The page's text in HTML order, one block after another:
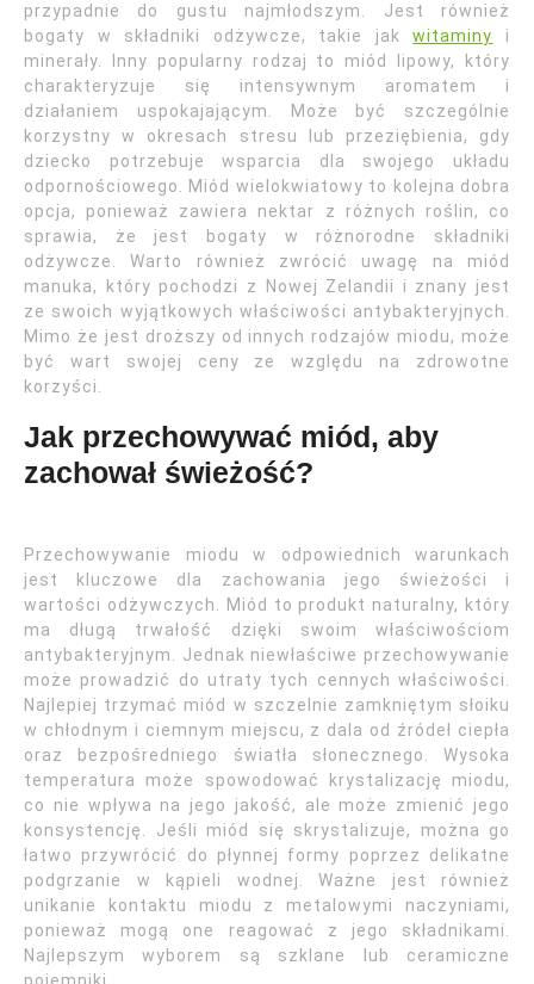
przypadnie do gustu najmłodszym. Jest również
bogaty w składniki odżywcze, takie jakwitaminy i
minerały. Inny popularny rodzaj to miód lipowy, który
charakteryzuje się intensywnym aromatem i
działaniem uspokajającym. Może być szczególnie
korzystny w okresach stresu lub przeziębienia, gdy
dziecko potrzebuje wsparcia dla swojego układu
odpornościowego. Miód wielokwiatowy to kolejna dobra
opcja, ponieważ zawiera nektar z różnych roślin, co
sprawia, że jest bogaty w różnorodne składniki
odżywcze. Warto również zwrócić uwagę na miód
manuka, który pochodzi z Nowej Zelandii i znany jest
ze swoich wyjątkowych właściwości antybakteryjnych.
Mimo że jest droższy od innych rodzajów miodu, może
być wart swojej ceny ze względu na zdrowotne
korzyści.
Jak przechowywać miód, aby
zachował świeżość?
Przechowywanie miodu w odpowiednich warunkach
jest kluczowe dla zachowania jego świeżości i
wartości odżywczych. Miód to produkt naturalny, który
ma długą trwałość dzięki swoim właściwościom
antybakteryjnym. Jednak niewłaściwe przechowywanie
może prowadzić do utraty tych cennych właściwości.
Najlepiej trzymać miód w szczelnie zamkniętym słoiku
w chłodnym i ciemnym miejscu, z dala od źródeł ciepła
oraz bezpośredniego światła słonecznego. Wysoka
temperatura może spowodować krystalizację miodu,
co nie wpływa na jego jakość, ale może zmienić jego
konsystencję. Jeśli miód się skrystalizuje, można go
łatwo przywrócić do płynnej formy poprzez delikatne
podgrzanie w kąpieli wodnej. Ważne jest również
unikanie kontaktu miodu z metalowymi naczyniami,
ponieważ mogą one reagować z jego składnikami.
Najlepszym wyborem są szklane lub ceramiczne